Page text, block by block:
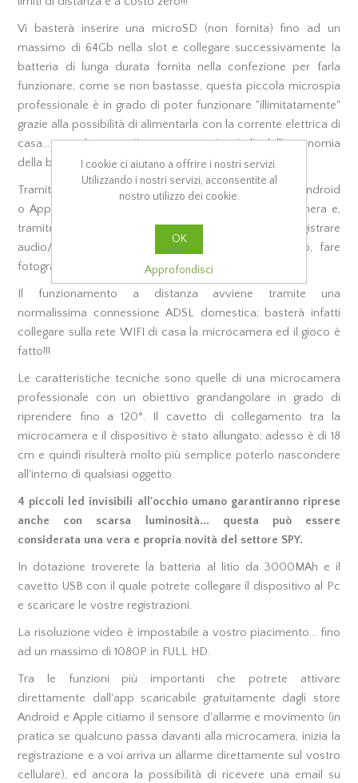
Vi basterà inserire una microSD (non fornita) fino ad un
massimo di 64Gb nella slot e collegare successivamente la
batteria di lunga durata fornita nella confezione per farla
funzionare; come se non bastasse, questa piccola microspia
professionale è in grado di poter funzionare "illimitatamente"
grazie alla possibilità di alimentarla con la corrente elettrica di
casa... non dovrete più preoccuparvi quindi, dell'autonomia
della batteria!!!
Tramite un'APP scaricabile gratuitamente dagli store Android
o Apple, potrete accedere alla visione della microcamera e,
tramite un comando, potrete addirittura registrare
audio/video sulla microSD all'interno del dispositivo, fare
fotografie, ascoltare l'audio ambientale, ecc...
Il funzionamento a distanza avviene tramite una
normalissima connessione ADSL domestica; basterà infatti
collegare sulla rete WIFI di casa la microcamera ed il gioco è
fatto!!!
Le caratteristiche tecniche sono quelle di una microcamera
professionale con un obiettivo grandangolare in grado di
riprendere fino a 120°. Il cavetto di collegamento tra la
microcamera e il dispositivo è stato allungato; adesso è di 18
cm e quindi risulterà molto più semplice poterlo nascondere
all'interno di qualsiasi oggetto.
4 piccoli led invisibili all'occhio umano garantiranno riprese
anche con scarsa luminosità... questa può essere
considerata una vera e propria novità del settore SPY.
In dotazione troverete la batteria al litio da 3000MAh e il
cavetto USB con il quale potrete collegare il dispositivo al Pc
e scaricare le vostre registrazioni.
La risoluzione video è impostabile a vostro piacimento... fino
ad un massimo di 1080P in FULL HD.
Tra le funzioni più importanti che potrete attivare
direttamente dall'app scaricabile gratuitamente dagli store
Android e Apple citiamo il sensore d'allarme e movimento (in
pratica se qualcuno passa davanti alla microcamera, inizia la
registrazione e a voi arriva un allarme direttamente sul vostro
cellulare), ed ancora la possibilità di ricevere una email su
I cookie ci aiutano a offrire i nostri servizi.
Utilizzando i nostri servizi, acconsentite al
nostro utilizzo dei cookie.
OK
Approfondisci